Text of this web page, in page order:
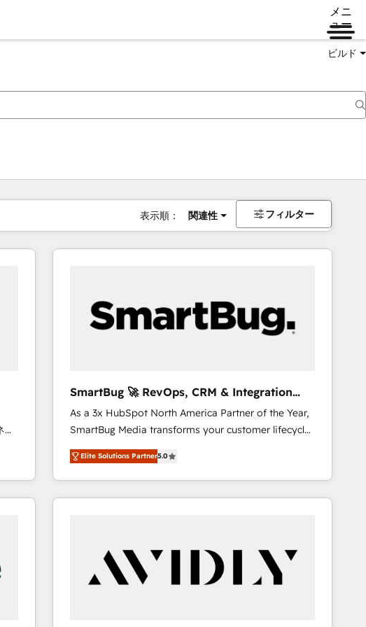
メニ
ュー
ビルド
表示順： 関連性 フィルター
ン
営
SmartBug 🚀 RevOps, CRM & Integration
Experts
As a 3x HubSpot North America Partner of the Year,
SmartBug Media transforms your customer lifecycle
into a revenue engine. Our unified ecosystem
includes specialized divisions Globalia (AI &
Software) and Point Success Media (Paid Media),
making this the official home for all three brands. 🔄
technical development team. - 19 HubSpot-certified
trainers to drive platform adoption. 📈 Revenue
Generation - Full-funnel marketing and high-
Elite Solutions Partner5.0
ページ